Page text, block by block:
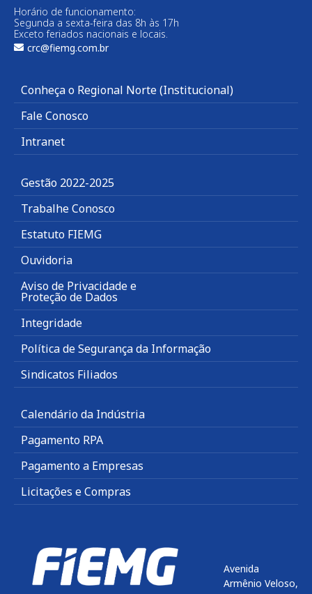
Horário de funcionamento:
Segunda a sexta-feira das 8h às 17h
Exceto feriados nacionais e locais.
crc@fiemg.com.br
Conheça o Regional Norte (Institucional)
Fale Conosco
Intranet
Gestão 2022-2025
Trabalhe Conosco
Estatuto FIEMG
Ouvidoria
Aviso de Privacidade e
Proteção de Dados
Integridade
Política de Segurança da Informação
Sindicatos Filiados
Calendário da Indústria
Pagamento RPA
Pagamento a Empresas
Licitações e Compras
Avenida
Armênio Veloso,